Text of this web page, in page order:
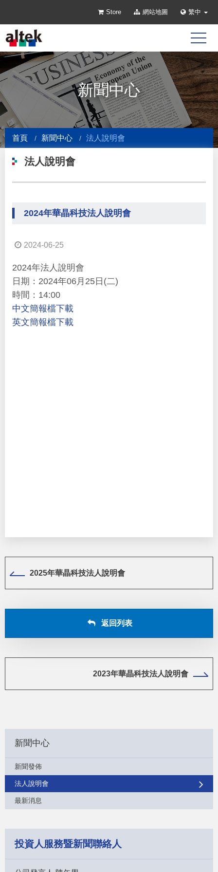
Store 網站地圖 繁中
新聞中心
首頁 新聞中心 法人說明會
法人說明會
2024年華晶科技法人說明會
2024-06-25
2024年法人說明會
日期：2024年06月25日(二)
時間：14:00
中文簡報檔下載
英文簡報檔下載
2025年華晶科技法人說明會
返回列表
2023年華晶科技法人說明會
新聞中心
新聞發佈
法人說明會
最新消息
投資人服務暨新聞聯絡人